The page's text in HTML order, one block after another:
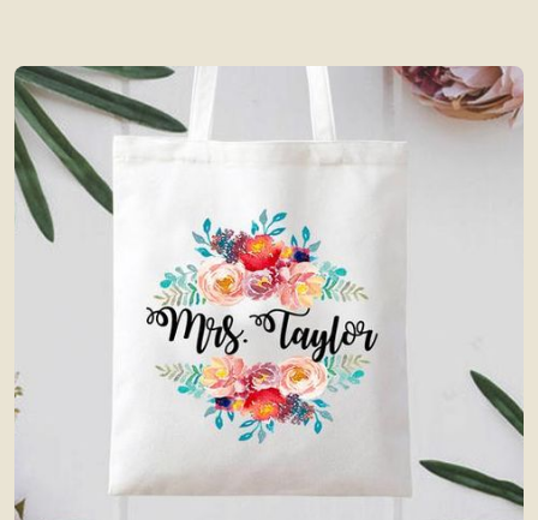
New Collection
Kaos
Souvenir
Media Promotion
How to Order
Gallery